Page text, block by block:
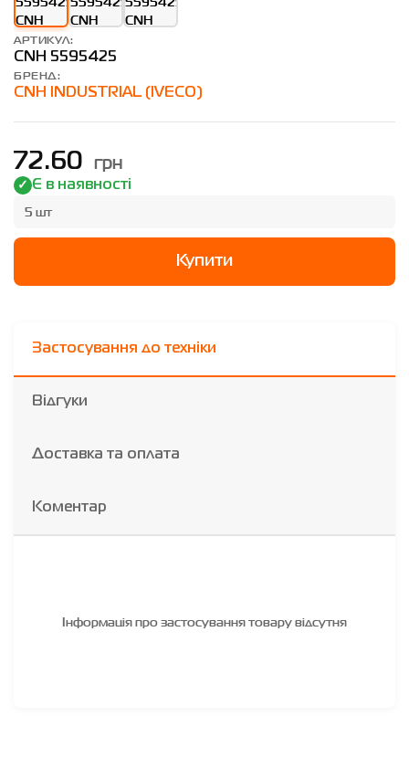
АРТИКУЛ:
CNH 5595425
БРЕНД:
CNH INDUSTRIAL (IVECO)
72.60 грн
Є в наявності
5 шт
Купити
Застосування до техніки
Відгуки
Доставка та оплата
Коментар
Інформація про застосування товару відсутня